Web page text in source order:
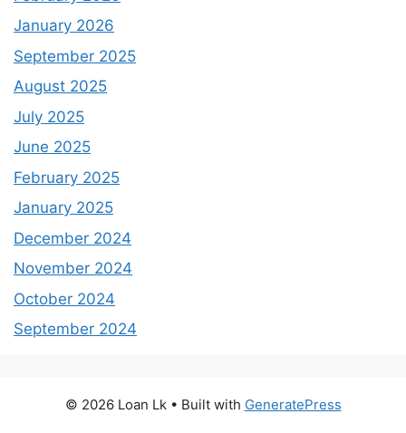
January 2026
September 2025
August 2025
July 2025
June 2025
February 2025
January 2025
December 2024
November 2024
October 2024
September 2024
© 2026 Loan Lk• Built with GeneratePress